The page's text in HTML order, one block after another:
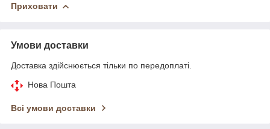
Приховати
Умови доставки
Доставка здійснюється тільки по передоплаті.
Нова Пошта
Всі умови доставки